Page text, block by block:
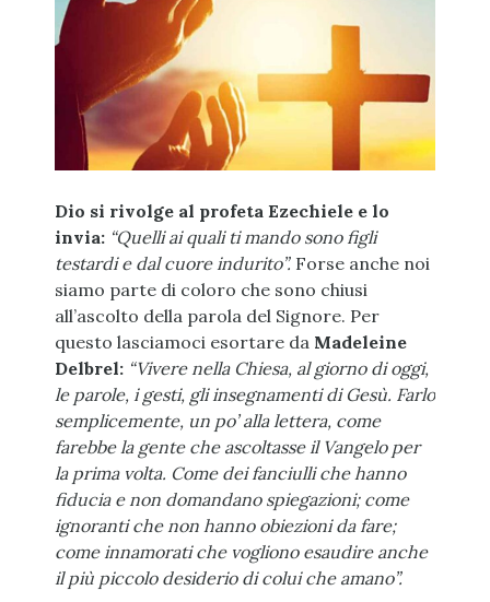
Dio si rivolge al profeta Ezechiele e lo
invia: “Quelli ai quali ti mando sono figli
testardi e dal cuore indurito”.Forse anche noi
siamo parte di coloro che sono chiusi
all’ascolto della parola del Signore. Per
questo lasciamoci esortare da Madeleine
Delbrel: “Vivere nella Chiesa, al giorno di oggi,
le parole, i gesti, gli insegnamenti di Gesù. Farlo
semplicemente, un po’ alla lettera, come
farebbe la gente che ascoltasse il Vangelo per
la prima volta. Come dei fanciulli che hanno
fiducia e non domandano spiegazioni; come
ignoranti che non hanno obiezioni da fare;
come innamorati che vogliono esaudire anche
il più piccolo desiderio di colui che amano”.